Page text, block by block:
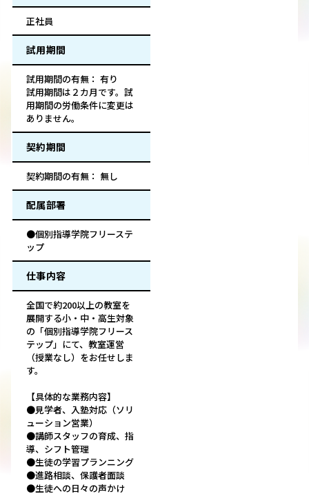
正社員
試用期間
試用期間の有無： 有り
試用期間は２カ月です。試
用期間の労働条件に変更は
ありません。
契約期間
契約期間の有無： 無し
配属部署
●個別指導学院フリーステ
ップ
仕事内容
全国で約200以上の教室を
展開する小・中・高生対象
の「個別指導学院フリース
テップ」にて、教室運営
（授業なし）をお任せしま
す。
【具体的な業務内容】
●見学者、入塾対応（ソリ
ューション営業）
●講師スタッフの育成、指
導、シフト管理
●生徒の学習プランニング
●進路相談、保護者面談
●生徒への日々の声かけ